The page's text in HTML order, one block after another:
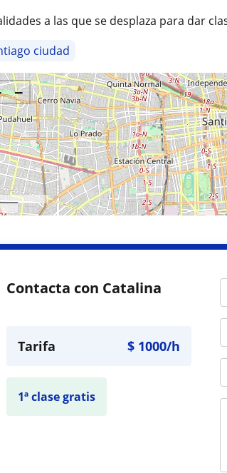
a las que se desplaza para dar
ciudad
−
Contacta con Catalina
Tarifa $ 1000/h
1ª clase gratis